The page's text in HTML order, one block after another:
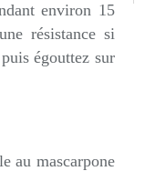
environ 15
résistance si
égouttez sur
au mascarpone